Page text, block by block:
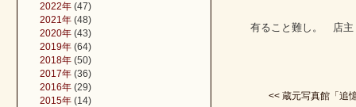
有ること難し。 店主
<< 蔵元写真館「追
2022年 (47)
2021年 (48)
2020年 (43)
2019年 (64)
2018年 (50)
2017年 (36)
2016年 (29)
2015年 (14)